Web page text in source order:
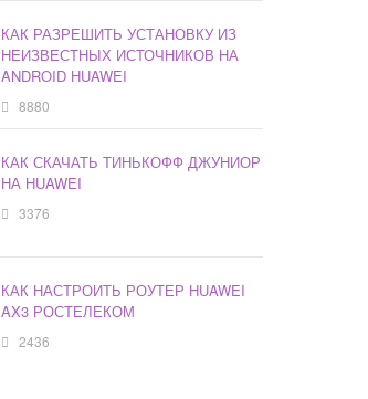
КАК РАЗРЕШИТЬ УСТАНОВКУ ИЗ
НЕИЗВЕСТНЫХ ИСТОЧНИКОВ НА
ANDROID HUAWEI
8880
КАК СКАЧАТЬ ТИНЬКОФФ ДЖУНИОР
НА HUAWEI
3376
КАК НАСТРОИТЬ РОУТЕР HUAWEI
AX3 РОСТЕЛЕКОМ
2436